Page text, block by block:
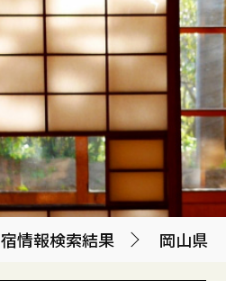
宿情報検索結果 岡山県